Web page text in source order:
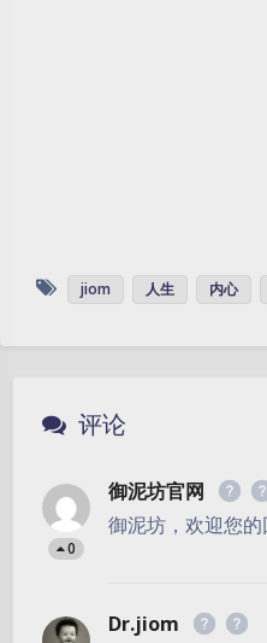
jiom 人生 内心
评论
0
御泥坊官网
御泥坊，欢迎您的
Dr.jiom